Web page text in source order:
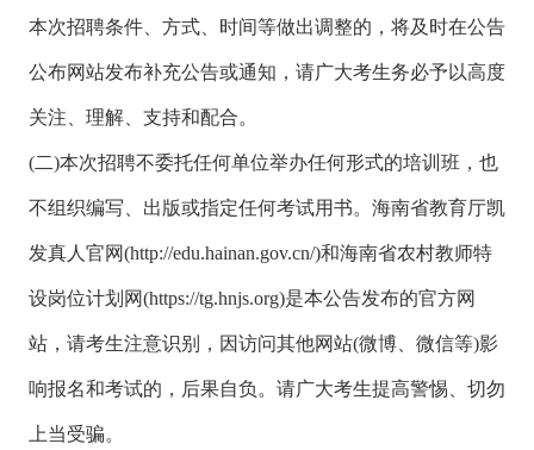
本次招聘条件、方式、时间等做出调整的，将及时在公告
公布网站发布补充公告或通知，请广大考生务必予以高度
关注、理解、支持和配合。
(二)本次招聘不委托任何单位举办任何形式的培训班，也
不组织编写、出版或指定任何考试用书。海南省教育厅凯
发真人官网(http://edu.hainan.gov.cn/)和海南省农村教师特
设岗位计划网(https://tg.hnjs.org)是本公告发布的官方网
站，请考生注意识别，因访问其他网站(微博、微信等)影
响报名和考试的，后果自负。请广大考生提高警惕、切勿
上当受骗。